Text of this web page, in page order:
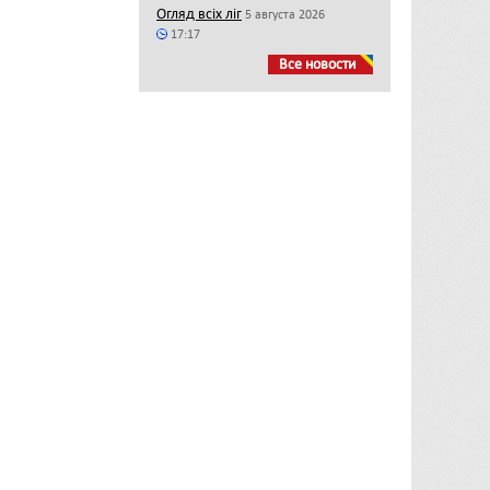
Огляд всіх ліг 5 августа 2026
17:17
Все новости